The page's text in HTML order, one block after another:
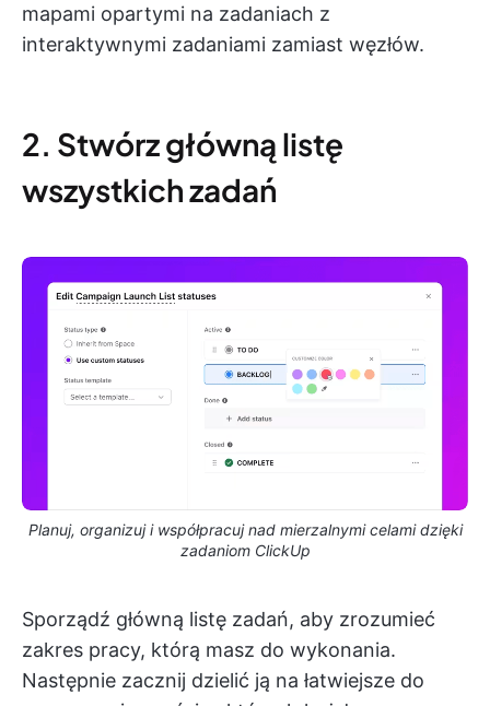
mapami opartymi na zadaniach z
interaktywnymi zadaniami zamiast węzłów.
2. Stwórz główną listę
wszystkich zadań
Planuj, organizuj i współpracuj nad mierzalnymi celami dzięki
zadaniom ClickUp
Sporządź główną listę zadań, aby zrozumieć
zakres pracy, którą masz do wykonania.
Następnie zacznij dzielić ją na łatwiejsze do